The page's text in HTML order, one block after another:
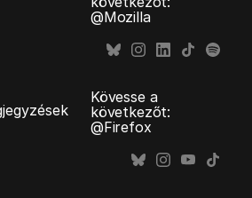
@Mozilla
Kövesse a
következőt:
@Firefox